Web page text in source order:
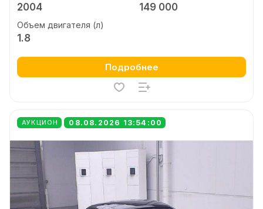
2004 149 000
Объем двигателя (л)
1.8
Подробнее
АУКЦИОН 08.08.2026 13:54:00